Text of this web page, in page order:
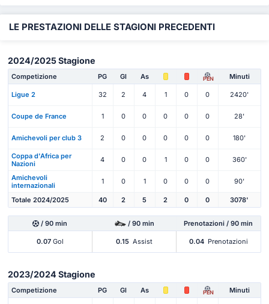
LE PRESTAZIONI DELLE STAGIONI PRECEDENTI
2024/2025 Stagione
Competizione PG Gl As PEN Minuti
Ligue 2 32 2 4 1 0 0 2420'
Coupe de France 1 0 0 0 0 0 28'
Amichevoli per club 3 2 0 0 0 0 0 180'
Coppa d'Africa per
Nazioni
4 0 0 1 0 0 360'
Amichevoli
internazionali
1 0 1 0 0 0 90'
Totale 2024/2025 40 2 5 2 0 0 3078'
/ 90 min / 90 min Prenotazioni / 90 min
0.07Gol 0.15 Assist 0.04 Prenotazioni
2023/2024 Stagione
Competizione PG Gl As PEN Minuti